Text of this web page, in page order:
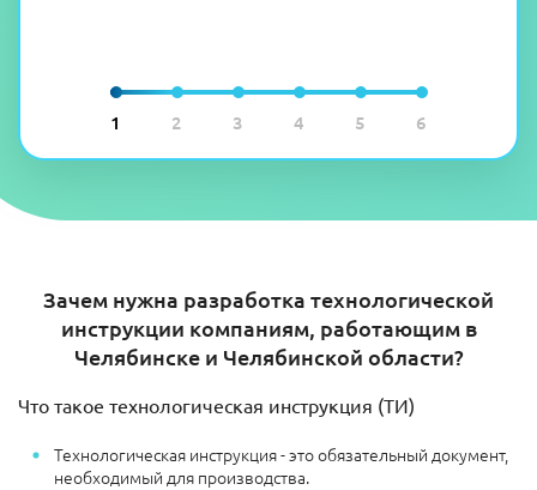
1 2 3 4 5 6
Зачем нужна разработка технологической
инструкции компаниям, работающим в
Челябинске и Челябинской области?
Что такое технологическая инструкция (ТИ)
Технологическая инструкция - это обязательный документ,
необходимый для производства.